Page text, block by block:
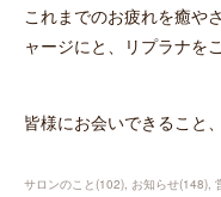
これまでのお疲れを癒や
ャージにと、リプラナを
皆様にお会いできること
サロンのこと(102) お知らせ(148)